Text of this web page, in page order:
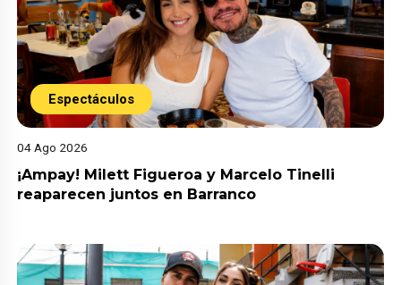
Espectáculos
04 Ago 2026
¡Ampay! Milett Figueroa y Marcelo Tinelli
reaparecen juntos en Barranco